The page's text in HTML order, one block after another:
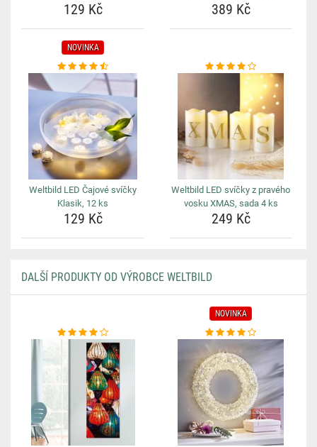
129 Kč 389 Kč
NOVINKA
Weltbild LED Čajové svíčky
Klasik, 12 ks
129 Kč
Weltbild LED svíčky z pravého
vosku XMAS, sada 4 ks
249 Kč
DALŠÍ PRODUKTY OD VÝROBCE WELTBILD
NOVINKA